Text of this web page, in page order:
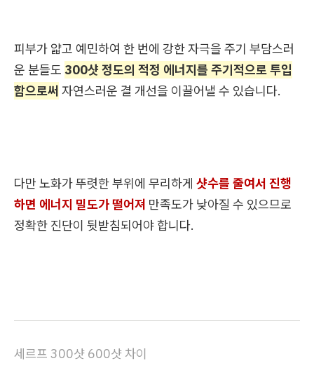
피부가 얇고 예민하여 한 번에 강한 자극을 주기 부담스러
운 분들도 300샷 정도의 적정 에너지를 주기적으로 투입
함으로써 자연스러운 결 개선을 이끌어낼 수 있습니다.
다만 노화가 뚜렷한 부위에 무리하게 샷수를 줄여서 진행
하면 에너지 밀도가 떨어져 만족도가 낮아질 수 있으므로
정확한 진단이 뒷받침되어야 합니다.
세르프 300샷 600샷 차이